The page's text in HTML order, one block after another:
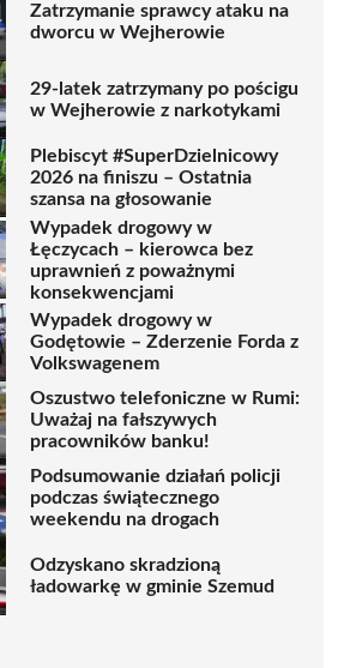
Zatrzymanie sprawcy ataku na
dworcu w Wejherowie
29-latek zatrzymany po pościgu
w Wejherowie z narkotykami
Plebiscyt #SuperDzielnicowy
2026 na finiszu – Ostatnia
szansa na głosowanie
Wypadek drogowy w
Łęczycach – kierowca bez
uprawnień z poważnymi
konsekwencjami
Wypadek drogowy w
Godętowie – Zderzenie Forda z
Volkswagenem
Oszustwo telefoniczne w Rumi:
Uważaj na fałszywych
pracowników banku!
Podsumowanie działań policji
podczas świątecznego
weekendu na drogach
Odzyskano skradzioną
ładowarkę w gminie Szemud